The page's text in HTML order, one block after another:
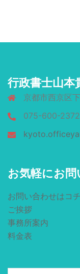
行政書士山本
京都市西京区
075-600-2372
お気軽にお
お問い合わせはコ
ご挨拶
事務所案内
料金表